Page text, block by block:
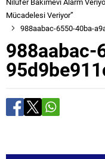
Mücadelesi Veriyor”
988aabac-6550-40ba-
988aabac-